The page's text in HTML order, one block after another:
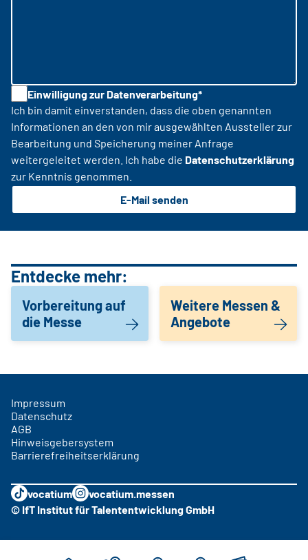
Einwilligung zur Datenverarbeitung*
Ich bin damit einverstanden, dass die oben genannten
Informationen an den von mir ausgewählten Aussteller zur
Bearbeitung und Speicherung meiner Anfrage
weitergeleitet werden. Ich habe die Datenschutzerklärung
zur Kenntnis genommen.
E-Mail senden
Entdecke mehr:
Vorbereitung auf
die Messe
Weitere Messen &
Angebote
Impressum
Datenschutz
AGB
Hinweisgebersystem
Barrierefreiheitserklärung
vocatium
vocatium.messen
© IfT Institut für Talententwicklung GmbH